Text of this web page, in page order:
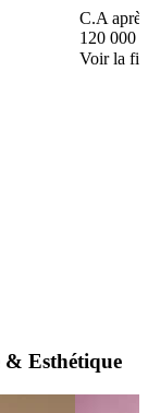
C.A
120 000 €
Voir la
& Esthétique